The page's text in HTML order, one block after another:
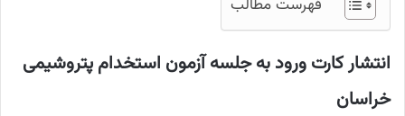
فهرست مطالب
انتشار کارت ورود به جلسه آزمون استخدام پتروشیمی
خراسان